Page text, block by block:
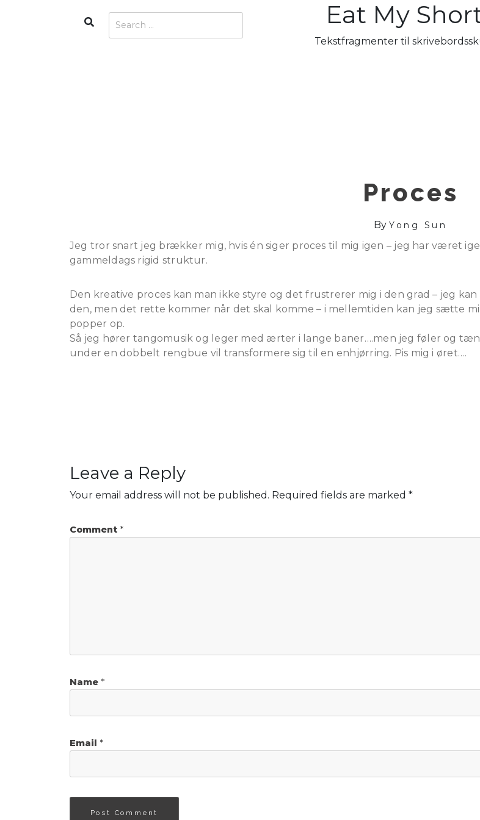
Search
for:
Eat My
Tekstfragmenter til
Proces
By Yong Sun
Jeg tror snart jeg brækker mig, hvis én siger proces til mig igen – jeg har været
gammeldags rigid struktur.
Den kreative proces kan man ikke styre og det frustrerer mig i den grad – jeg
den, men det rette kommer når det skal komme – i mellemtiden kan jeg sætte
popper op.
Så jeg hører tangomusik og leger med ærter i lange baner….men jeg føler og
under en dobbelt rengbue vil transformere sig til en enhjørring. Pis mig i øret….
Leave a Reply
Your email address will not be published. Required fields are marked *
Comment *
Name *
Email *